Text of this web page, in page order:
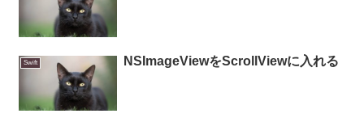
Swift NSImageViewをScrollViewに入れる